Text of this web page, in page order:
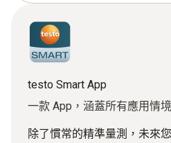
testo Smart App
一款 App，涵蓋所有應用情境
除了慣常的精準量測，未來